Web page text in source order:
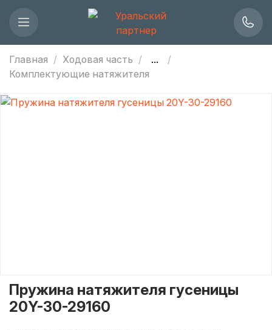
Главная Ходовая часть
...
Комплектующие натяжителя
Пружина натяжителя гусеницы
20Y-30-29160